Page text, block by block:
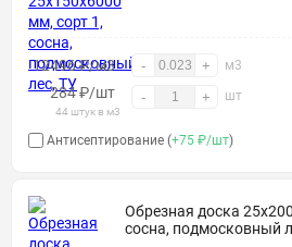
12496 ₽/м3 - + м3
284₽/шт
44 штук в м3
- + шт
Антисептирование (+75 ₽/шт)
Обрезная доска
сосна, подмосковный